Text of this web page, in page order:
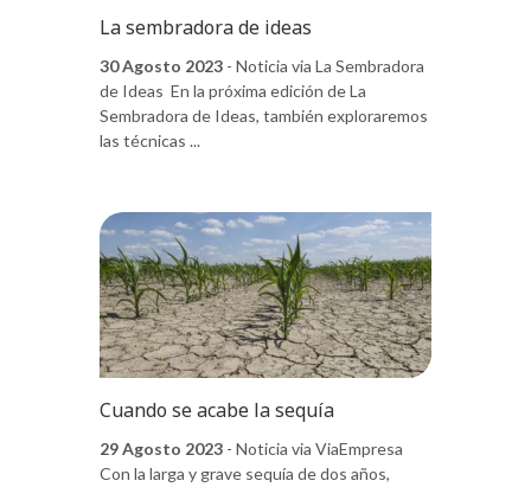
La sembradora de ideas
30 Agosto 2023 - Noticia via La Sembradora
de Ideas En la próxima edición de La
Sembradora de Ideas, también exploraremos
las técnicas ...
Cuando se acabe la sequía
29 Agosto 2023 - Noticia via ViaEmpresa
Con la larga y grave sequía de dos años,